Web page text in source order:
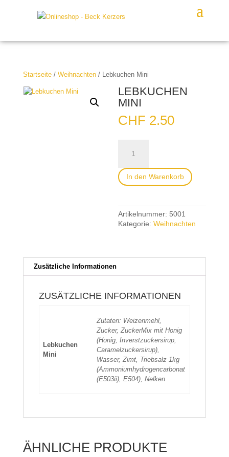
Startseite/ Weihnachten/ Lebkuchen Mini
LEBKUCHEN
MINI
CHF 2.50
In den Warenkorb
Artikelnummer: 5001
Kategorie:Weihnachten
Zusätzliche Informationen
ZUSÄTZLICHE INFORMATIONEN
Lebkuchen
Mini
Zutaten: Weizenmehl,
Zucker, ZuckerMix mit Honig
(Honig, Inverstzuckersirup,
Caramelzuckersirup),
Wasser, Zimt, Triebsalz 1kg
(Ammoniumhydrogencarbonat
(E503ii), E504), Nelken
ÄHNLICHE PRODUKTE